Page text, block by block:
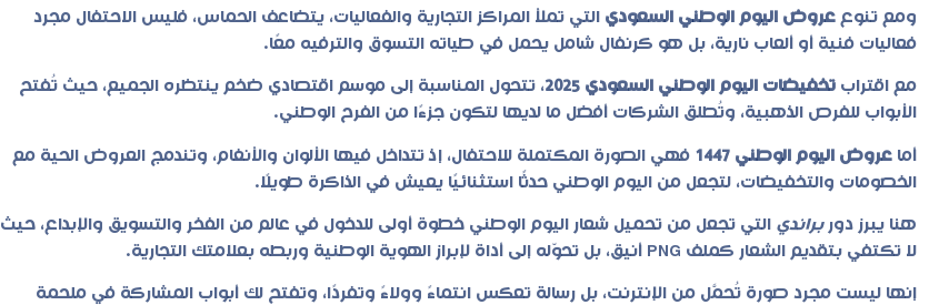
ومع تنوع عروض اليوم الوطني السعودي التي تملأ المراكز التجارية والفعاليات، يتضاعف الحماس، فليس الاحتفال مجرد
فعاليات فنية أو ألعاب نارية، بل هو كرنفال شامل يحمل في طياته التسوق والترفيه معًا.
مع اقتراب تخفيضات اليوم الوطني السعودي 2025
، تتحول المناسبة إلى موسم اقتصادي ضخم ينتظره الجميع، حيث تُفتح
الأبواب للفرص الذهبية، وتُطلق الشركات أفضل ما لديها لتكون جزءًا من الفرح الوطني.
أما عروض اليوم الوطني 1447
فهي الصورة المكتملة للاحتفال، إذ تتداخل فيها الألوان والأنغام، وتندمج العروض الحية مع
الخصومات والتخفيضات، لتجعل من اليوم الوطني حدثًا استثنائيًا يعيش في الذاكرة طويلًا.
هنا يبرز دوربراندي التي تجعل من تحميل شعار اليوم الوطني خطوة أولى للدخول في عالم من الفخر والتسويق والإبداع، حيث
لا تكتفي بتقديم الشعار كملف PNG أنيق، بل تحوّله إلى أداة لإبراز الهوية الوطنية وربطه بعلامتك التجارية.
إنها ليست مجرد صورة تُحمَّل من الإنترنت، بل رسالة تعكس انتماءً وولاءً وتفردًا، وتفتح لك أبواب المشاركة في ملحمة